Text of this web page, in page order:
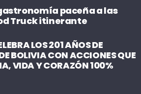
paceña a las
Truck itinerante
LOS 201 AÑOS DE
BOLIVIA CON ACCIONES QUE
VIDA Y CORAZÓN 100%